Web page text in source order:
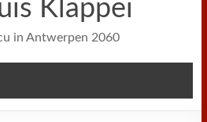
Klappei
in Antwerpen 2060